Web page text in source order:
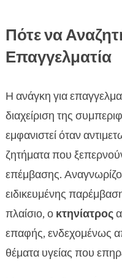
Πότε να
Επαγγελματία
Η ανάγκη για
διαχείριση της
εμφανιστεί όταν
ζητήματα που
επέμβασης.
ειδικευμένης
πλαίσιο, ο κτηνίατρος
επαφής, ενδεχομένως
θέματα υγείας που